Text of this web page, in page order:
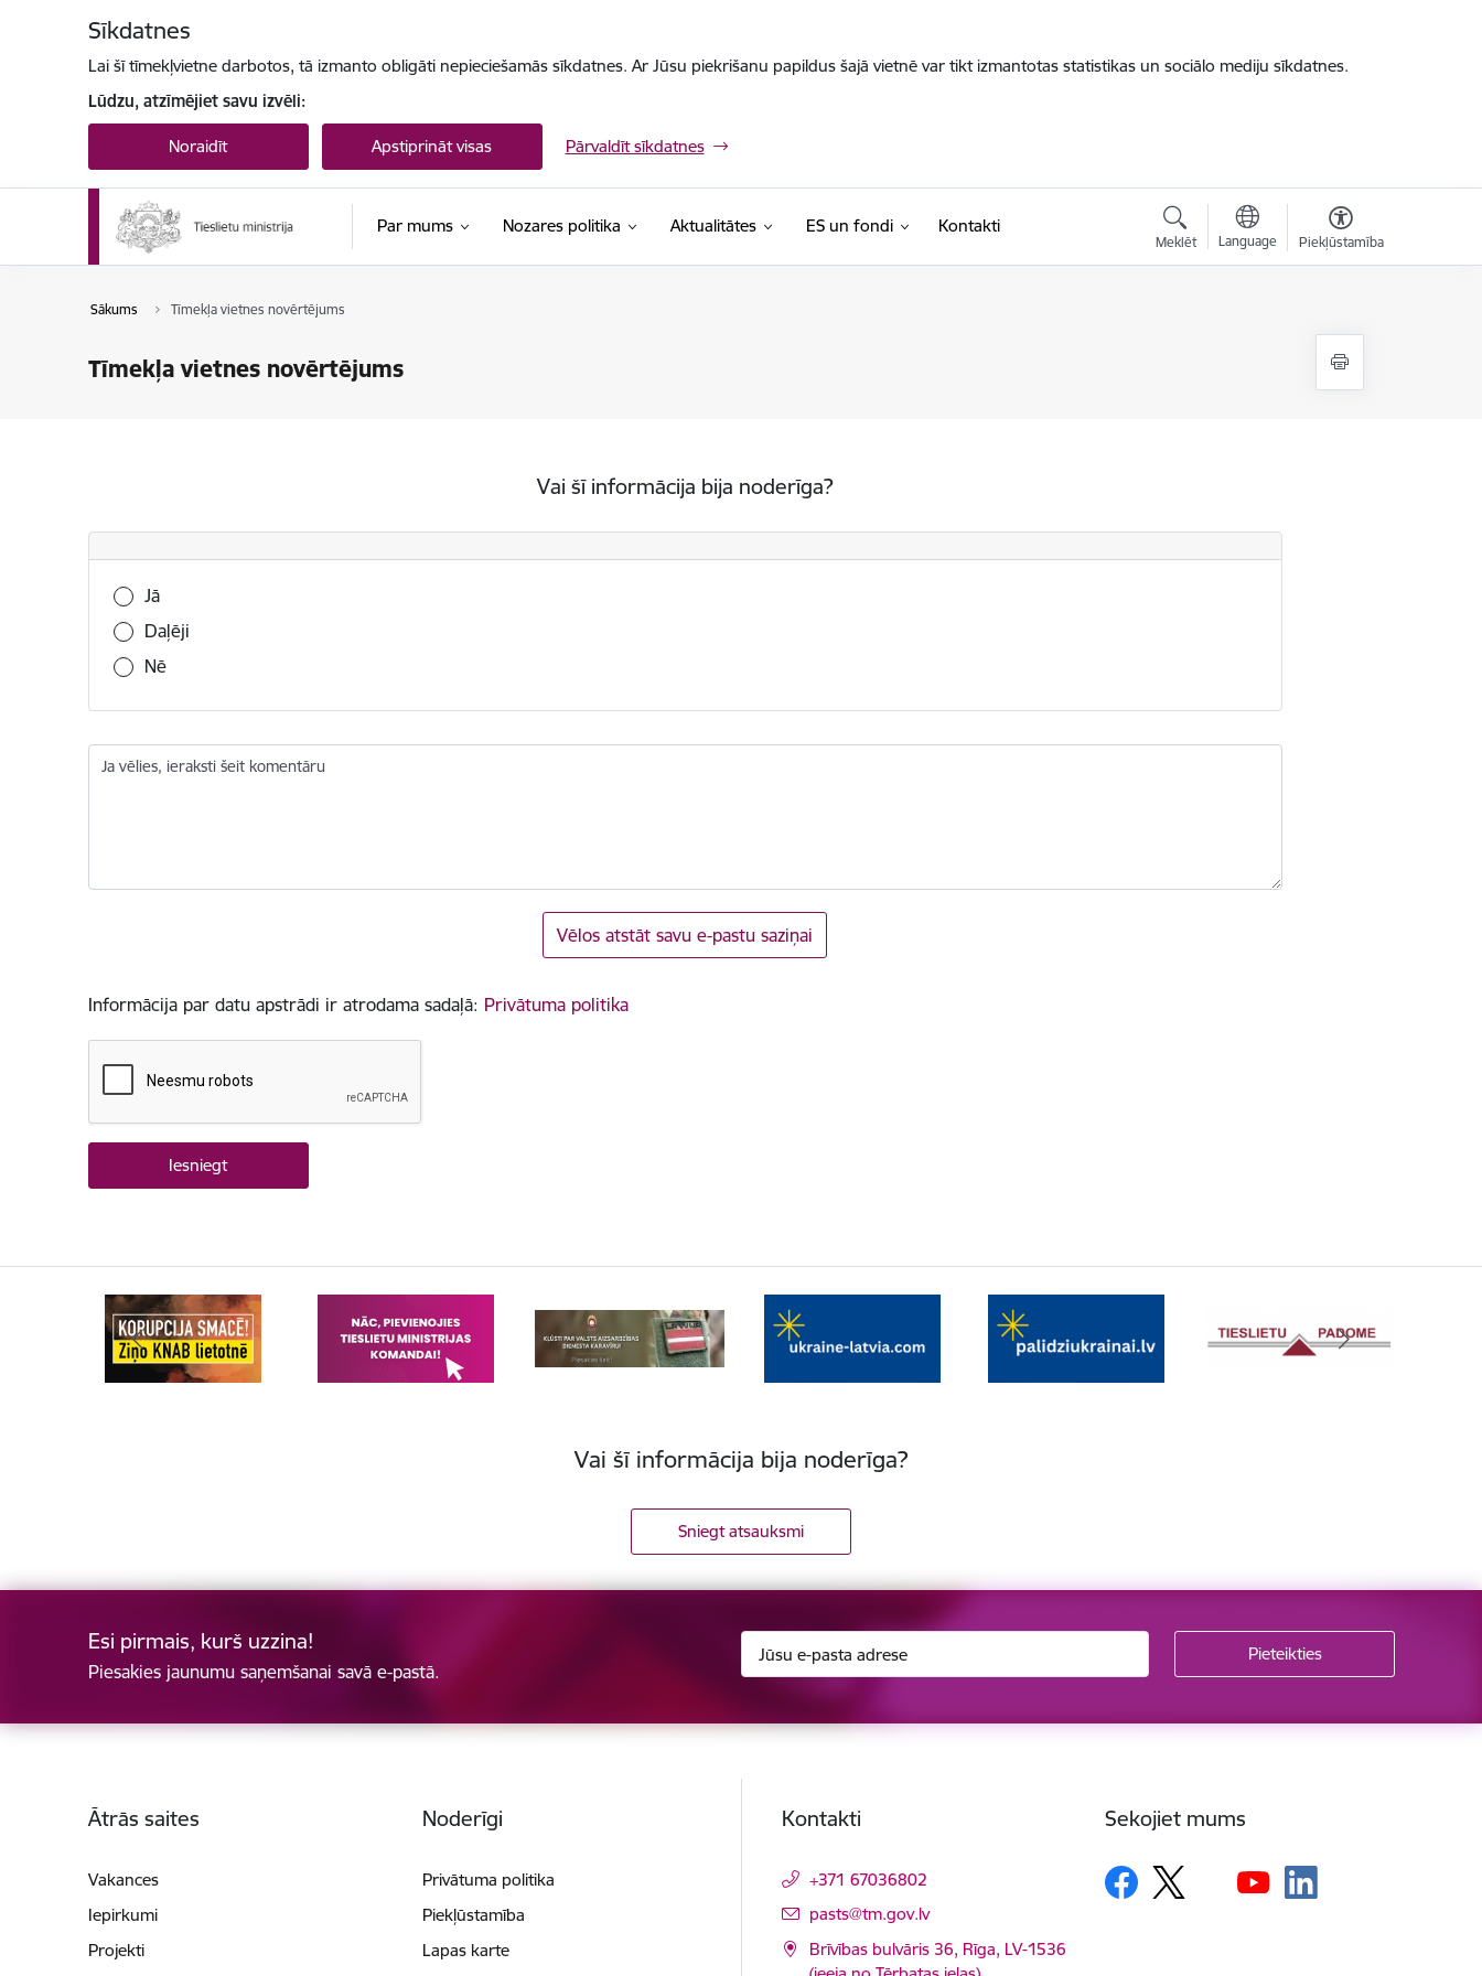
Sīkdatnes
Lai šī tīmekļvietne darbotos, tā izmanto obligāti nepieciešamās sīkdatnes. Ar Jūsu piekrišanu papildus šajā vietnē var tikt izmantotas statistikas un sociālo mediju sīkdatnes.
Lūdzu, atzīmējiet savu izvēli:
Noraidīt Apstiprināt visas Pārvaldīt sīkdatnes
Par mums Nozares politika Aktualitātes ES un fondi Kontakti
Meklēt Language Piekļūstamība
Sākums Tīmekļa vietnes novērtējums
Tīmekļa vietnes novērtējums
Vai šī informācija bija noderīga?
Vai šī informācija bija noderīga?
Jā
Daļēji
Nē
Ja vēlies, ieraksti šeit komentāru
Vēlos atstāt savu e-pastu saziņai
Informācija par datu apstrādi ir atrodama sadaļā: Privātuma politika
Vai šī informācija bija noderīga?
Sniegt atsauksmi
Esi pirmais, kurš uzzina!
Piesakies jaunumu saņemšanai savā e-pastā.
Ātrās saites
Vakances
Iepirkumi
Projekti
Noderīgi
Privātuma politika
Piekļūstamība
Lapas karte
Kontakti
+371 67036802
E-pasts:
pasts@tm.gov.lv
Brīvības bulvāris 36, Rīga, LV-1536
Sekojiet mums